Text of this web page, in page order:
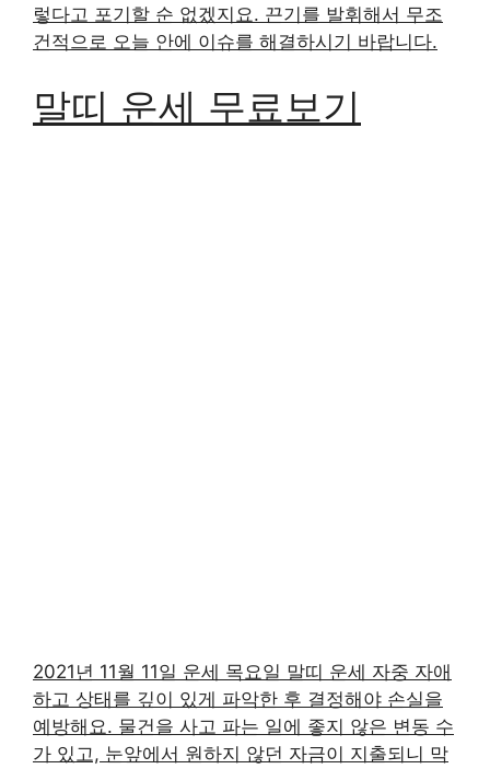
렇다고 포기할 순 없겠지요. 끈기를 발휘해서 무조
건적으로 오늘 안에 이슈를 해결하시기 바랍니다.
말띠 운세 무료보기
2021년 11월 11일 운세 목요일 말띠 운세 자중 자애
하고 상태를 깊이 있게 파악한 후 결정해야 손실을
예방해요. 물건을 사고 파는 일에 좋지 않은 변동 수
가 있고, 눈앞에서 원하지 않던 자금이 지출되니 막